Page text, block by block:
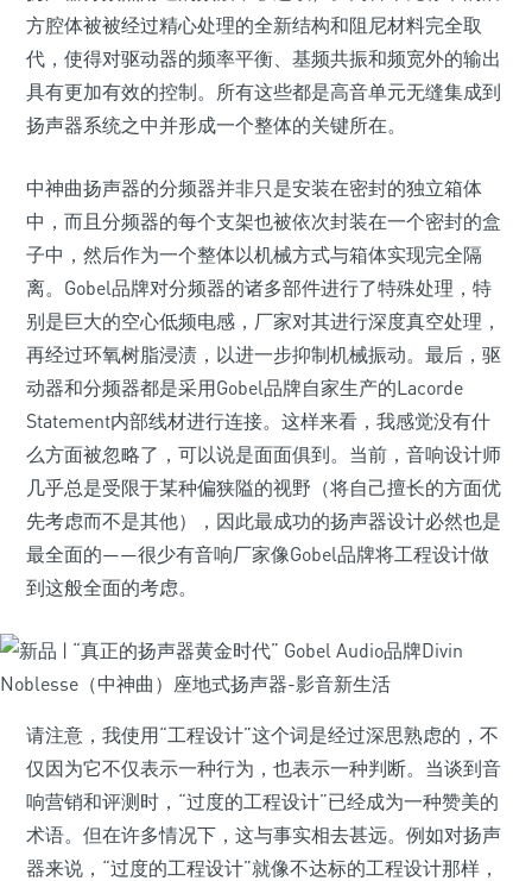
方腔体被被经过精心处理的全新结构和阻尼材料完全取
代，使得对驱动器的频率平衡、基频共振和频宽外的输出
具有更加有效的控制。所有这些都是高音单元无缝集成到
扬声器系统之中并形成一个整体的关键所在。
中神曲扬声器的分频器并非只是安装在密封的独立箱体
中，而且分频器的每个支架也被依次封装在一个密封的盒
子中，然后作为一个整体以机械方式与箱体实现完全隔
离。Gobel品牌对分频器的诸多部件进行了特殊处理，特
别是巨大的空心低频电感，厂家对其进行深度真空处理，
再经过环氧树脂浸渍，以进一步抑制机械振动。最后，驱
动器和分频器都是采用Gobel品牌自家生产的Lacorde
Statement内部线材进行连接。这样来看，我感觉没有什
么方面被忽略了，可以说是面面俱到。当前，音响设计师
几乎总是受限于某种偏狭隘的视野（将自己擅长的方面优
先考虑而不是其他），因此最成功的扬声器设计必然也是
最全面的——很少有音响厂家像Gobel品牌将工程设计做
到这般全面的考虑。
请注意，我使用“工程设计”这个词是经过深思熟虑的，不
仅因为它不仅表示一种行为，也表示一种判断。当谈到音
响营销和评测时，“过度的工程设计”已经成为一种赞美的
术语。但在许多情况下，这与事实相去甚远。例如对扬声
器来说，“过度的工程设计”就像不达标的工程设计那样，